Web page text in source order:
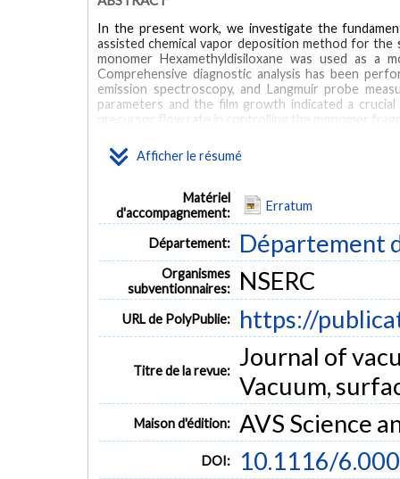
Afficher le résumé
In the present work, we investigate the
assisted chemical vapor deposition method for
monomer Hexamethyldisiloxane was used as
Comprehensive diagnostic analysis has been
emission spectroscopy, and Langmuir probe
parameters and the film growth indicated a
precursor flow rate in controlling the monomer
films.
Plasma processing Optical emission spectroscopy
Matériel
d'accompagnement:
Erratum
Département: Département
Organismes
subventionnaires:
NSERC
URL de PolyPublie: https://
Titre de la revue: Journal of
Vacuum,
Maison d'édition: AVS Science
DOI: 10.1116/